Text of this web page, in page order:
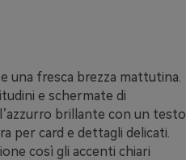
una fresca brezza mattutina.
e schermate di
brillante con un testo
per card e dettagli delicati.
così gli accenti chiari